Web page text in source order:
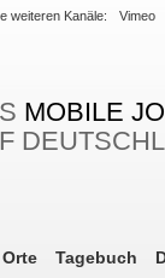
weiteren Kanäle: Vimeo
MOBILE
Orte Tagebuch